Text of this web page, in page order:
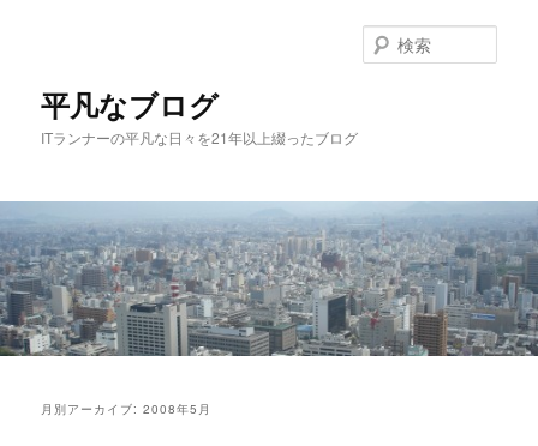
移
動
動
平凡なブログ
ITランナーの平凡な日々を21年以上綴ったブログ
索
月別アーカイブ:2008年5月